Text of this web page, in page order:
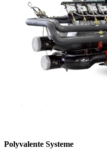
Polyvalente Systeme